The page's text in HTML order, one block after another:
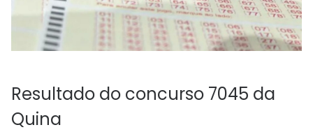
Resultado do concurso 7045 da
Quina